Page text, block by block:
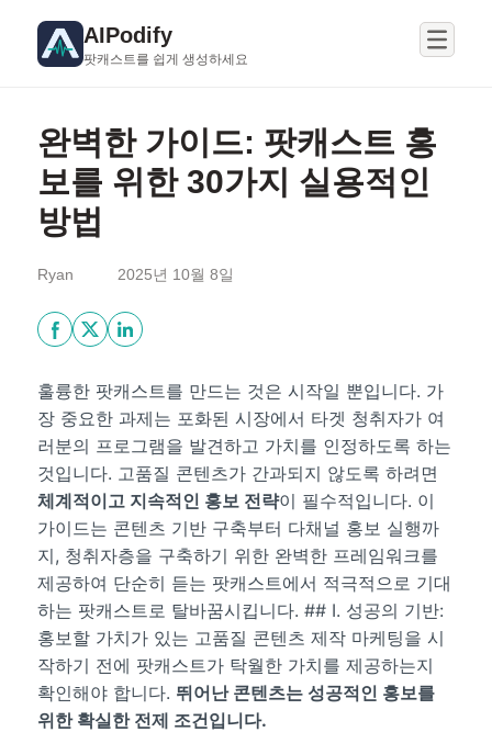
AIPodify
팟캐스트를 쉽게 생성하세요
완벽한 가이드: 팟캐스트 홍
보를 위한 30가지 실용적인
방법
Ryan 2025년 10월 8일
훌륭한 팟캐스트를 만드는 것은 시작일 뿐입니다. 가
장 중요한 과제는 포화된 시장에서 타겟 청취자가 여
러분의 프로그램을 발견하고 가치를 인정하도록 하는
것입니다. 고품질 콘텐츠가 간과되지 않도록 하려면
체계적이고 지속적인 홍보 전략이 필수적입니다. 이
가이드는 콘텐츠 기반 구축부터 다채널 홍보 실행까
지, 청취자층을 구축하기 위한 완벽한 프레임워크를
제공하여 단순히 듣는 팟캐스트에서 적극적으로 기대
하는 팟캐스트로 탈바꿈시킵니다. ## I. 성공의 기반:
홍보할 가치가 있는 고품질 콘텐츠 제작 마케팅을 시
작하기 전에 팟캐스트가 탁월한 가치를 제공하는지
확인해야 합니다. 뛰어난 콘텐츠는 성공적인 홍보를
위한 확실한 전제 조건입니다.